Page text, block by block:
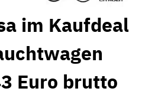
im Kaufdeal
Euro brutto